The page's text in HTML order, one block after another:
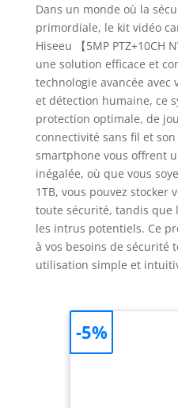
Dans un monde où la
primordiale, le kit vidéo
Hiseeu 【5MP PTZ+10CH
une solution efficace et
technologie avancée
et détection humaine, ce
protection optimale, de
connectivité sans fil et
smartphone vous offrent
inégalée, où que vous
1TB, vous pouvez stocker
toute sécurité, tandis que
les intrus potentiels. Ce
à vos besoins de sécurité
utilisation simple et
-5%